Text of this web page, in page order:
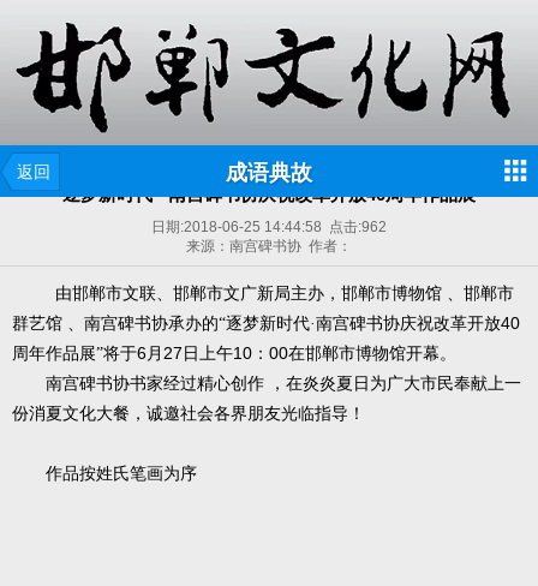
返回 成语典故
逐梦新时代 · 南宫碑书协庆祝改革开放40周年作品展
日期:2018-06-25 14:44:58 点击:962
来源：南宫碑书协 作者：
由邯郸市文联、邯郸市文广新局主办，邯郸市博物馆 、邯郸市
群艺馆 、南宫碑书协承办的“逐梦新时代·南宫碑书协庆祝改革开放40
周年作品展”将于6月 27 日上午10 ： 00在邯郸市博物馆开幕。
南宫碑书协书家经过精心创作
，在炎炎夏日为广大市民奉献上一
份消夏文化大餐，诚邀社会各界朋友光临指导！
作品按姓氏笔画为序